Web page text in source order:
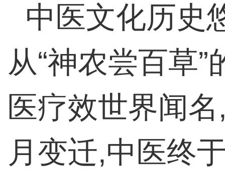
中医文化历史
从“神农尝百草
医疗效世界闻
月变迁,中医终